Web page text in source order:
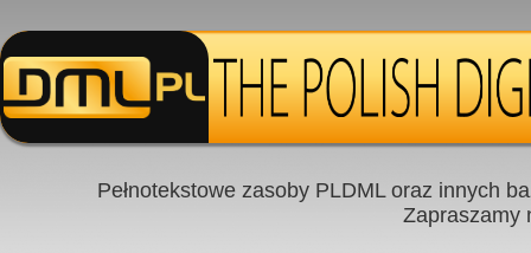
Pełnotekstowe zasoby PLDML oraz innych
Zapraszamy